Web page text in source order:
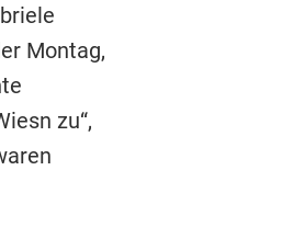
Montag,
zu“,